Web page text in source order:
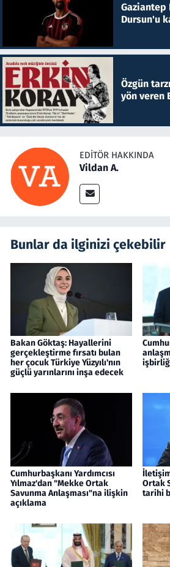
Gaziantep
Dursun'u
Özgün
yön veren
EDITÖR HAKKINDA
Vildan A.
Bunlar da ilginizi çekebilir
Bakan Göktaş: Hayallerini
gerçekleştirme fırsatı bulan
her çocuk Türkiye Yüzyılı'nın
güçlü yarınlarını inşa edecek
Cumhurbaşkanı Yardımcısı
Yılmaz'dan "Mekke Ortak
Savunma Anlaşması"na ilişkin
açıklama
Ortak
tarihi